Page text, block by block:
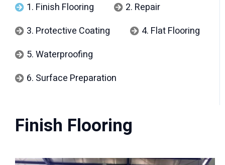
1. Finish Flooring
2. Repair
3. Protective Coating
4. Flat Flooring
5. Waterproofing
6. Surface Preparation
Finish Flooring